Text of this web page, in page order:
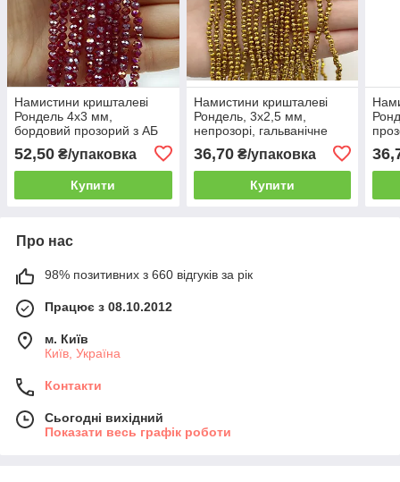
Намистини кришталеві
Рондель 4х3 мм,
бордовий прозорий з АБ
52,50 ₴/упаковка
Купити
Намистини кришталеві
Рондель, 3х2,5 мм,
непрозорі, гальванічне
золоте напилення (уп.160
шт)
36,70₴/упаковка
Купити
Про нас
98% позитивних з 660 відгуків за рік
Працює з 08.10.2012
м. Київ
Київ, Україна
Контакти
Сьогодні вихідний
Показати весь графік роботи